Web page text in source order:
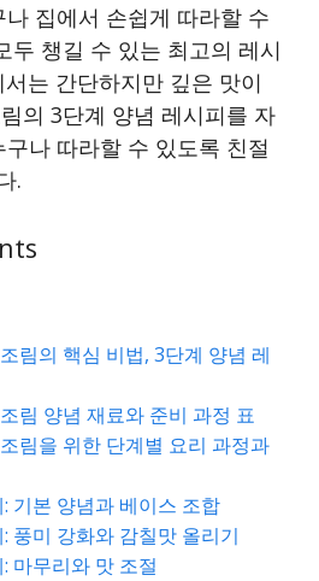
집에서 손쉽게 따라할 수
두 챙길 수 있는 최고의 레시
는 간단하지만 깊은 맛이
의 3단계 양념 레시피를 자
나 따라할 수 있도록 친절
.
림의 핵심 비법, 3단계 양념 레
림 양념 재료와 준비 과정 표
림을 위한 단계별 요리 과정과
기본 양념과 베이스 조합
풍미 강화와 감칠맛 올리기
마무리와 맛 조절